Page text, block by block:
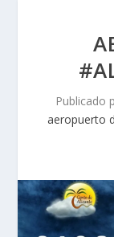
Publicado
aeropuerto